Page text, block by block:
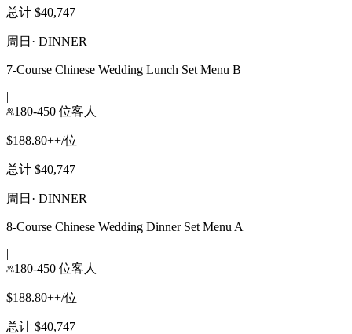
总计 $40,747
周日 · DINNER
7-Course Chinese Wedding Lunch Set Menu B
|
180-450 位客人
$188.80++/位
总计 $40,747
周日 · DINNER
8-Course Chinese Wedding Dinner Set Menu A
|
180-450 位客人
$188.80++/位
总计 $40,747